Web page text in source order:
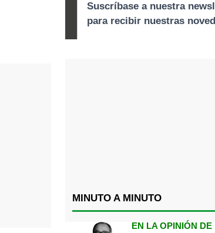
MINUTO A MINUTO
EN LA OPINIÓN DE